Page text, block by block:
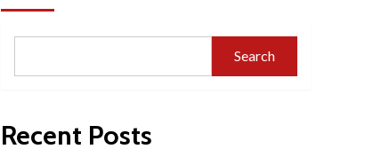
Search
Recent Posts